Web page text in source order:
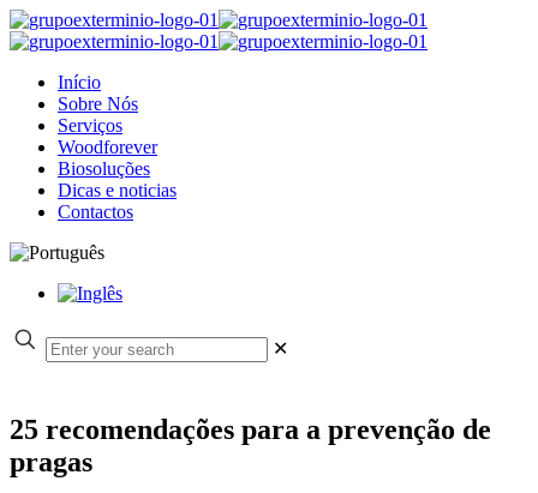
Início
Sobre Nós
Serviços
Woodforever
Biosoluções
Dicas e noticias
Contactos
✕
25 recomendações para a prevenção de
pragas